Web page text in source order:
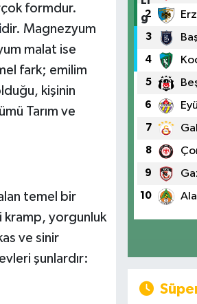
formdur.
dir. Magnezyum
malat ise
fark; emilim
kişinin
Tarım ve
temel bir
kramp, yorgunluk
ve sinir
şunlardır:
2
3
4
5
6
7
8
9
10